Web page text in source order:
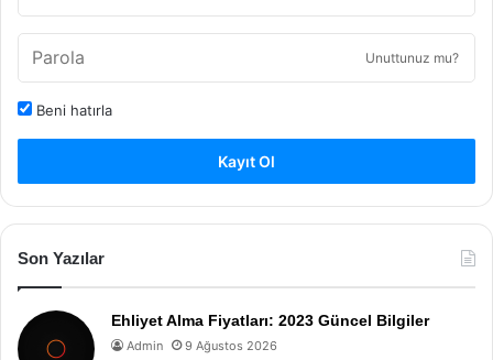
Unuttunuz mu?
Beni hatırla
Kayıt Ol
Son Yazılar
Ehliyet Alma Fiyatları: 2023 Güncel Bilgiler
Admin 9 Ağustos 2026